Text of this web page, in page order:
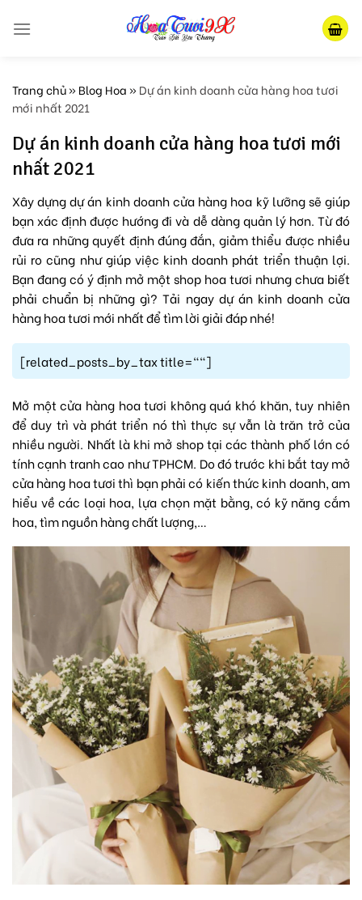
Trang chủ»Blog Hoa»Dự án kinh doanh cửa hàng hoa tươi
mới nhất 2021
Dự án kinh doanh cửa hàng hoa tươi mới
nhất 2021
Xây dựng dự án kinh doanh cửa hàng hoa kỹ lưỡng sẽ giúp
bạn xác định được hướng đi và dễ dàng quản lý hơn. Từ đó
đưa ra những quyết định đúng đắn, giảm thiểu được nhiều
rủi ro cũng như giúp việc kinh doanh phát triển thuận lợi.
Bạn đang có ý định mở một shop hoa tươi nhưng chưa biết
phải chuẩn bị những gì? Tải ngay dự án kinh doanh cửa
hàng hoa tươi mới nhất để tìm lời giải đáp nhé!
[related_posts_by_tax title=""]
Mở một cửa hàng hoa tươi không quá khó khăn, tuy nhiên
để duy trì và phát triển nó thì thực sự vẫn là trăn trở của
nhiều người. Nhất là khi mở shop tại các thành phố lớn có
tính cạnh tranh cao như TPHCM. Do đó trước khi bắt tay mở
cửa hàng hoa tươi thì bạn phải có kiến thức kinh doanh, am
hiểu về các loại hoa, lựa chọn mặt bằng, có kỹ năng cắm
hoa, tìm nguồn hàng chất lượng,…